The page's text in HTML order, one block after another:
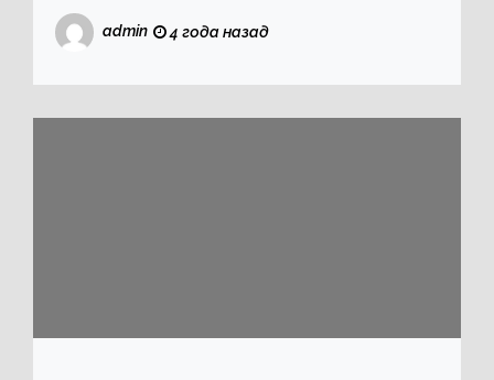
были достаточно средние — мы
играли плохо, они тоже»
admin 4 года назад